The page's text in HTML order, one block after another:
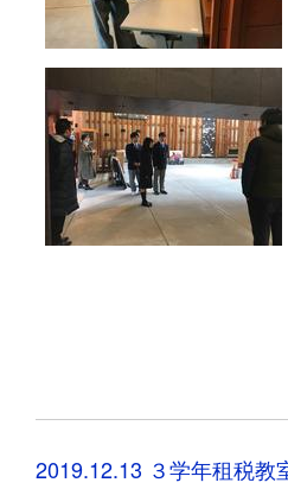
2019.12.13 ３学年租税教